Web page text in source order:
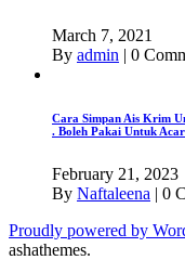
March 7, 2021
By admin | 0
Cara Simpan Ais Krim
. Boleh Pakai Untuk
February 21, 2023
By Naftaleena | 0
Proudly powered by
ashathemes.